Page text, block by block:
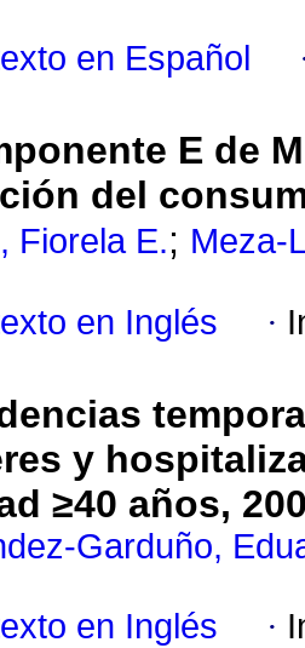
en Español
E de
del
Fiorela E.; Meza-
en Inglés ·
y
≥40 años,
Garduño,
en Inglés ·